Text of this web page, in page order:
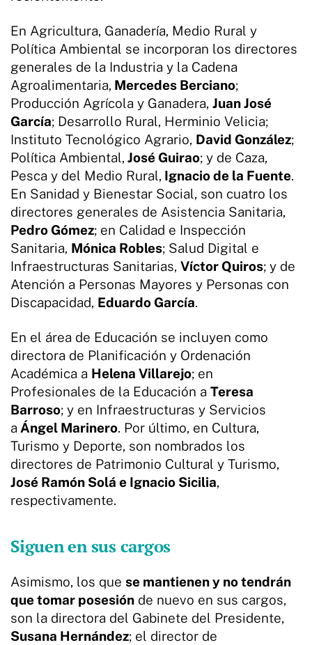
En Agricultura, Ganadería, Medio Rural y
Política Ambiental se incorporan los directores
generales de la Industria y la Cadena
Agroalimentaria, Mercedes Berciano;
Producción Agrícola y Ganadera, Juan José
García; Desarrollo Rural, Herminio Velicia;
Instituto Tecnológico Agrario, David González;
Política Ambiental, José Guirao; y de Caza,
Pesca y del Medio Rural, Ignacio de la Fuente.
En Sanidad y Bienestar Social, son cuatro los
directores generales de Asistencia Sanitaria,
Pedro Gómez; en Calidad e Inspección
Sanitaria, Mónica Robles; Salud Digital e
Infraestructuras Sanitarias, Víctor Quiros; y de
Atención a Personas Mayores y Personas con
Discapacidad, Eduardo García.
En el área de Educación se incluyen como
directora de Planificación y Ordenación
Académica a Helena Villarejo; en
Profesionales de la Educación a Teresa
Barroso; y en Infraestructuras y Servicios
a Ángel Marinero. Por último, en Cultura,
Turismo y Deporte, son nombrados los
directores de Patrimonio Cultural y Turismo,
José Ramón Solá e Ignacio Sicilia,
respectivamente.
Siguen en sus cargos
Asimismo, los que se mantienen y no tendrán
que tomar posesión de nuevo en sus cargos,
son la directora del Gabinete del Presidente,
Susana Hernández; el director de